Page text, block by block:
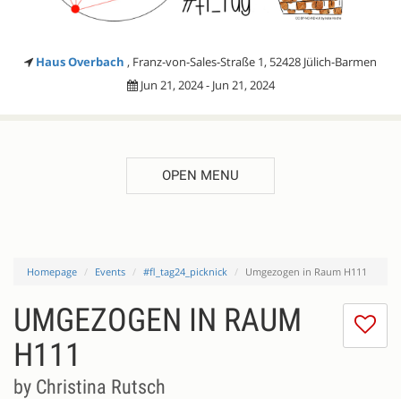
Haus Overbach , Franz-von-Sales-Straße 1, 52428 Jülich-Barmen
Jun 21, 2024 - Jun 21, 2024
OPEN MENU
Homepage Events #fl_tag24_picknick Umgezogen in Raum H111
I
UMGEZOGEN IN RAUM
H111
by Christina Rutsch